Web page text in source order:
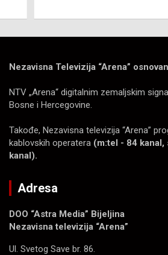
Nezavisna Televizija “Arena”
NTV „Arena“ digitalnim zemaljskim
Bosne i Hercegovine.
Takođe, Nezavisna televizija “Arena”
kablovskih operatera (m:tel - 84 kanal,
kanal).
Adresa
DOO “Astra Media” Bijeljina
Nezavisna televizija “Arena”
Ul. Svetog Save br. 86.